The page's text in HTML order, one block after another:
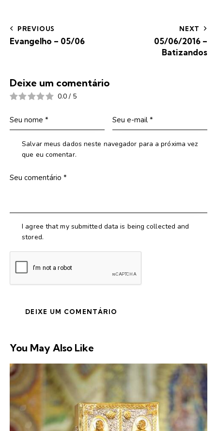
PREVIOUS
Evangelho – 05/06
NEXT
05/06/2016 –
Batizandos
Deixe um comentário
0.0 / 5
Salvar meus dados neste navegador para a próxima vez
que eu comentar.
I agree that my submitted data is being collected and
stored.
You May Also Like